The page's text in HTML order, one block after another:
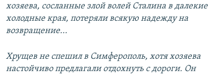
хозяева, сосланные злой волей Сталина в далекие
холодные края, потеряли всякую надежду на
возвращение...
Хрущев не спешил в Симферополь, хотя хозяева
настойчиво предлагали отдохнуть с дороги. Он